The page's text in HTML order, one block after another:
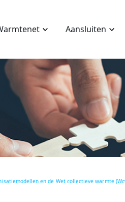
Aansluiten
en de Wet collectieve warmte